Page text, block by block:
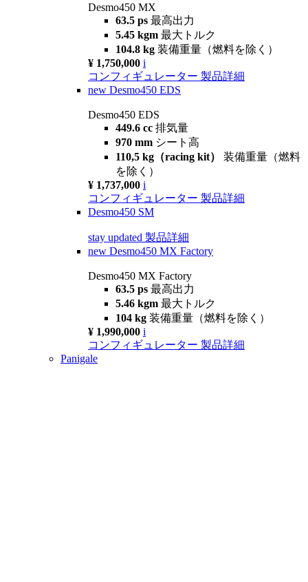
Desmo450 MX
63.5 ps 最高出力
5.45 kgm 最大トルク
104.8 kg 装備重量（燃料を除く）
¥ 1,750,000 i
コンフィギュレーター 製品詳細
new Desmo450 EDS
Desmo450 EDS
449.6 cc 排気量
970 mm シート高
110,5 kg（racing kit） 装備重量（燃料
を除く）
¥ 1,737,000 i
コンフィギュレーター 製品詳細
Desmo450 SM
stay updated 製品詳細
new Desmo450 MX Factory
Desmo450 MX Factory
63.5 ps 最高出力
5.46 kgm 最大トルク
104 kg 装備重量（燃料を除く）
¥ 1,990,000 i
コンフィギュレーター 製品詳細
Panigale